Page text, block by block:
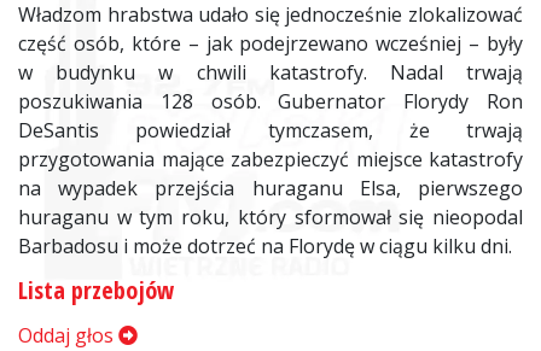
Władzom hrabstwa udało się jednocześnie zlokalizować
część osób, które – jak podejrzewano wcześniej – były
w budynku w chwili katastrofy. Nadal trwają
poszukiwania 128 osób. Gubernator Florydy Ron
DeSantis powiedział tymczasem, że trwają
przygotowania mające zabezpieczyć miejsce katastrofy
na wypadek przejścia huraganu Elsa, pierwszego
huraganu w tym roku, który sformował się nieopodal
Barbadosu i może dotrzeć na Florydę w ciągu kilku dni.
Lista przebojów
Oddaj głos